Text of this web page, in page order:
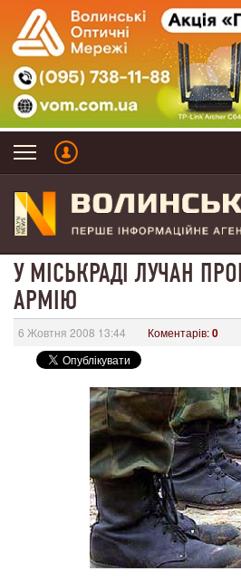
У МІСЬКРАДІ ЛУЧАН
АРМІЮ
6 Жовтня 2008 13:44 Коментарів:0